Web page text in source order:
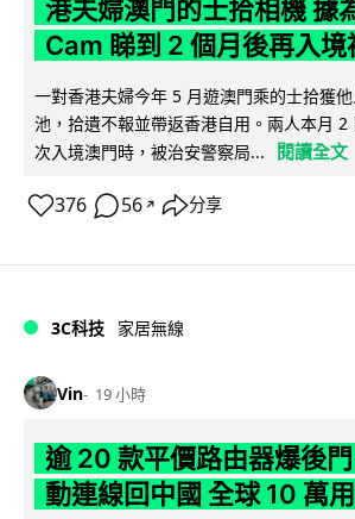
港夫婦澳門的士拾相機 據
Cam 睇到 2 個月後再入境
一對香港夫婦今年 5 月遊澳門乘的士拾獲
池，拾遺不報並帶返香港自用。兩人本月 2
次入境澳門時，被治安警察局...
閱讀全文
376 56 ↗ 分享
3C科技 家居無線
Vin 19 小時
逾 20 款平價路由器爆後
動連線回中國 全球 10 萬